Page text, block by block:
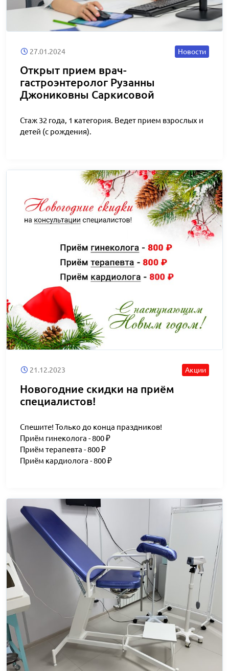
27.01.2024 Новости
Открыт прием врач-
гастроэнтеролог Рузанны
Джониковны Саркисовой
Стаж 32 года, 1 категория. Ведет прием взрослых и
детей (с рождения).
21.12.2023 Акции
Новогодние скидки на приём
специалистов!
Спешите! Только до конца праздников!
Приём гинеколога - 800 ₽
Приём терапевта - 800 ₽
Приём кардиолога - 800 ₽